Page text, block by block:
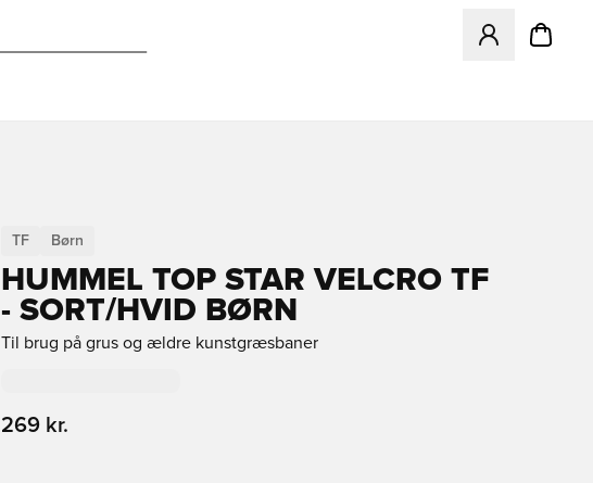
Åbner en
TF Børn
HUMMEL TOP STAR VELCRO TF
- SORT/HVID BØRN
Til brug på grus og ældre kunstgræsbaner
269 kr.